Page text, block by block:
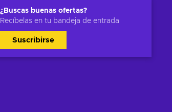
¿Buscas buenas ofertas?
Recíbelas en tu bandeja de entrada
Suscribirse